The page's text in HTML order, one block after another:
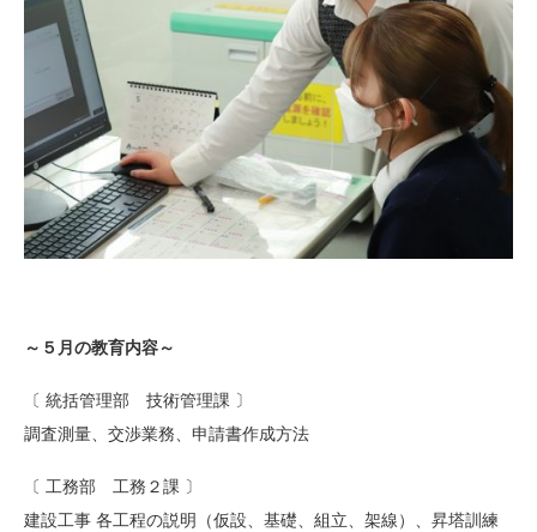
～５月の教育内容～
〔 統括管理部 技術管理課 〕
調査測量、交渉業務、申請書作成方法
〔 工務部 工務２課 〕
建設工事 各工程の説明（仮設、基礎、組立、架線）、昇塔訓練